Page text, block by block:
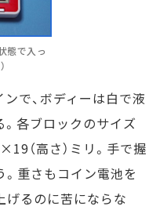
態で入っ
で、ボディーは白で液
各ブロックのサイズ
（高さ）ミリ。手で握
重さもコイン電池を
げるのに苦にならな